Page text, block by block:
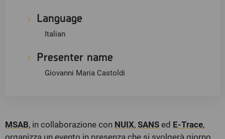
MSAB, in collaborazione con NUIX, SANS ed E-Trace,
organizza un evento in presenza che si svolgerà giorno
Language
Italian
Presenter name
Giovanni Maria Castoldi